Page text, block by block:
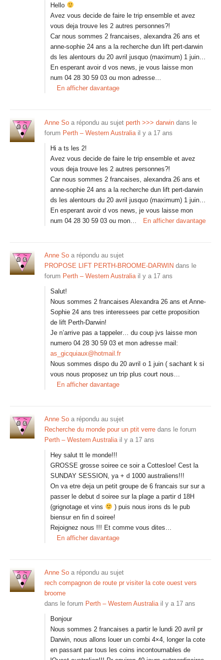
Hello
Avez vous decide de faire le trip ensemble et avez
vous deja trouve les 2 autres personnes?!
Car nous sommes 2 francaises, alexandra 26 ans et
anne-sophie 24 ans a la recherche dun lift pert-darwin
ds les alentours du 20 avril jusquo (maximum) 1 juin…
En esperant avoir d vos news, je vous laisse mon
num 04 28 30 59 03 ou mon adresse…
En afficher davantage
Anne So a répondu au sujet perth >>> darwin dans le
forum Perth – Western Australia il y a 17 ans
Hi a ts les 2!
Avez vous decide de faire le trip ensemble et avez
vous deja trouve les 2 autres personnes?!
Car nous sommes 2 francaises, alexandra 26 ans et
anne-sophie 24 ans a la recherche dun lift pert-darwin
ds les alentours du 20 avril jusquo (maximum) 1 juin…
En esperant avoir d vos news, je vous laisse mon
num 04 28 30 59 03 ou mon…
En afficher davantage
Anne So a répondu au sujet
PROPOSE LIFT PERTH-BROOME-DARWIN dans le
forum Perth – Western Australia il y a 17 ans
Salut!
Nous sommes 2 francaises Alexandra 26 ans et Anne-
Sophie 24 ans tres interessees par cette proposition
de lift Perth-Darwin!
Je n’arrive pas a tappeler… du coup jvs laisse mon
numero 04 28 30 59 03 et mon adresse mail:
as_gicquiaux@hotmail.fr
Nous sommes dispo du 20 avril o 1 juin ( sachant k si
vous nous proposez un trip plus court nous…
En afficher davantage
Anne So a répondu au sujet
Recherche du monde pour un ptit verre dans le forum
Perth – Western Australia il y a 17 ans
Hey salut tt le monde!!!
GROSSE grosse soiree ce soir a Cottesloe! Cest la
SUNDAY SESSION, ya + d 1000 australiens!!!
On va etre deja un petit groupe de 6 francais sur sur a
passer le debut d soiree sur la plage a partir d 18H
(grignotage et vins
) puis nous irons ds le pub
biensur en fin d soiree!
Rejoignez nous !!! Et comme vous dites…
En afficher davantage
Anne So a répondu au sujet
rech compagnon de route pr visiter la cote ouest vers
broome
dans le forum Perth – Western Australia il y a 17 ans
Bonjour
Nous sommes 2 francaises a partir le lundi 20 avril pr
Darwin, nous allons louer un combi 4×4, longer la cote
en passant par tous les coins incontournables de